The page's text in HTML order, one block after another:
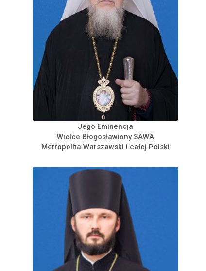
Jego Eminencja
Wielce Błogosławiony SAWA
Metropolita Warszawski i całej Polski